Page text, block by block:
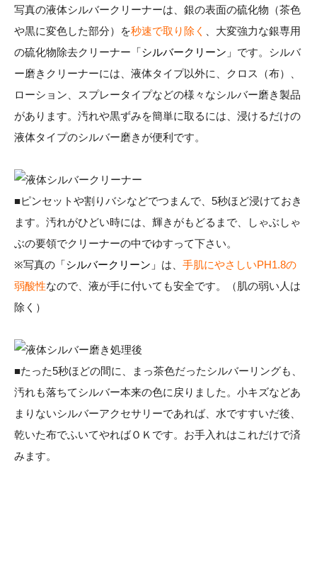
写真の液体シルバークリーナーは、銀の表面の硫化物（茶色
や黒に変色した部分）を秒速で取り除く
、大変強力な銀専用
の硫化物除去クリーナー 「シルバークリーン」 です。シルバ
ー磨きクリーナーには、液体タイプ以外に、クロス（布）、
ローション、スプレータイプなどの様々なシルバー磨き製品
があります。汚れや黒ずみを簡単に取るには、浸けるだけの
液体タイプのシルバー磨きが便利です。
■ピンセットや割りバシなどでつまんで、5秒ほど浸けておき
ます。汚れがひどい時には、輝きがもどるまで、しゃぶしゃ
ぶの要領でクリーナーの中でゆすって下さい。
※写真の 「シルバークリーン」 は、 手肌にやさしいPH1.8の
弱酸性なので、液が手に付いても安全です。（肌の弱い人は
除く）
■たった5秒ほどの間に、まっ茶色だったシルバーリングも、
汚れも落ちてシルバー本来の色に戻りました。小キズなどあ
まりないシルバーアクセサリーであれば、水ですすいだ後、
乾いた布でふいてやればＯＫです。お手入れはこれだけで済
みます。